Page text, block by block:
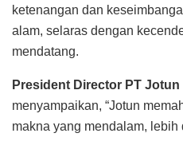
ketenangan dan
alam, selaras dengan
mendatang.
President Director PT
menyampaikan, “Jotun
makna yang mendalam,